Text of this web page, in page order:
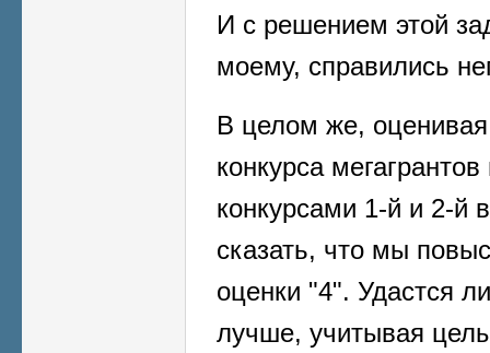
И с решением этой
моему, справились
В целом же,
конкурса
конкурсами 1-й и 2-
сказать, что мы
оценки "4". Удастся
лучше, учитывая